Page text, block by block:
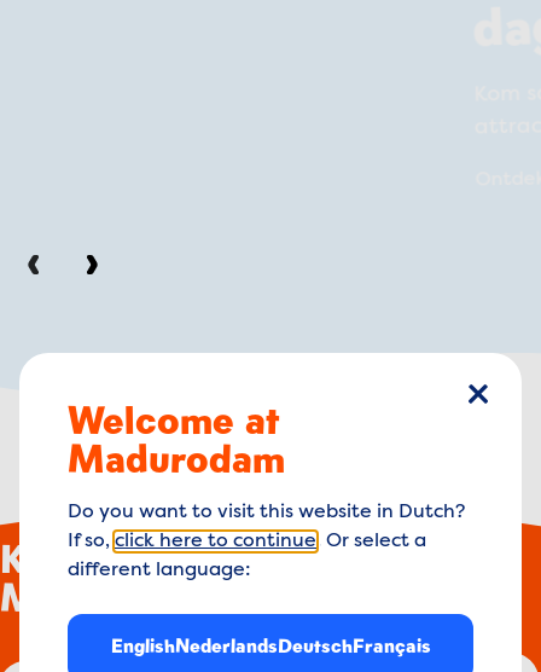
Koop je ticket voor
Madurodam!
sluiten
Welcome at
Madurodam
Do you want to visit this website in Dutch?
If so, click here to continue . Or select a
different language:
EnglishNederlandsDeutschFrançais